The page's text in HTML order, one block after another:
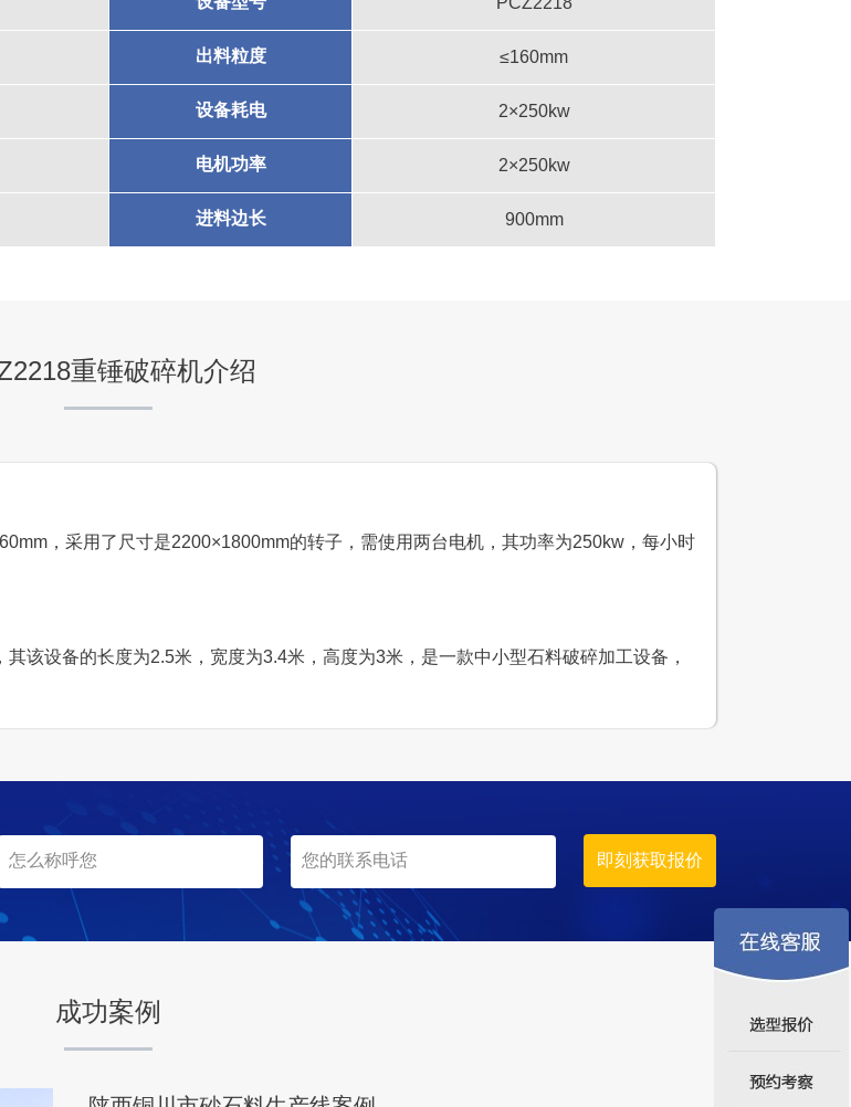
出料粒度 ≤160mm
设备耗电 2×250kw
电机功率 2×250kw
进料边长 900mm
重锤破碎机介绍
，采用了尺寸是2200×1800mm的转子，需使用两台电机，其功率为250kw，每小时
该设备的长度为2.5米，宽度为3.4米，高度为3米，是一款中小型石料破碎加工设备，
成功案例
项目业主 生产原料
项目坐标
项目坐标 设计产能
项目业主 生产原料
咨询该项目执行经理